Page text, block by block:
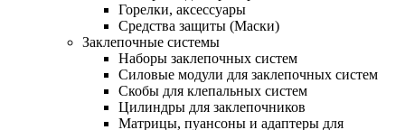
Горелки, аксессуары
Средства защиты (Маски)
Заклепочные системы
Наборы заклепочных систем
Силовые модули для заклепочных систем
Скобы для клепальных систем
Цилиндры для заклепочников
Матрицы, пуансоны и адаптеры для